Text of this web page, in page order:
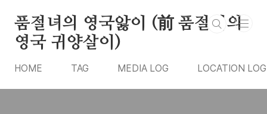
품절녀의 영국앓이 (前 품절녀의
영국 귀양살이)
HOME TAG MEDIA LOG LOCATION LOG